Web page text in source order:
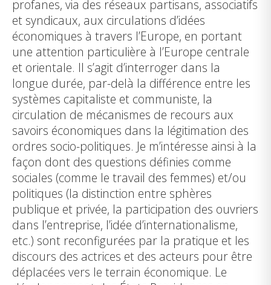
profanes, via des réseaux partisans, associatifs
et syndicaux, aux circulations d’idées
économiques à travers l’Europe, en portant
une attention particulière à l’Europe centrale
et orientale. Il s’agit d’interroger dans la
longue durée, par-delà la différence entre les
systèmes capitaliste et communiste, la
circulation de mécanismes de recours aux
savoirs économiques dans la légitimation des
ordres socio-politiques. Je m’intéresse ainsi à la
façon dont des questions définies comme
sociales (comme le travail des femmes) et/ou
politiques (la distinction entre sphères
publique et privée, la participation des ouvriers
dans l’entreprise, l’idée d’internationalisme,
etc.) sont reconfigurées par la pratique et les
discours des actrices et des acteurs pour être
déplacées vers le terrain économique. Le